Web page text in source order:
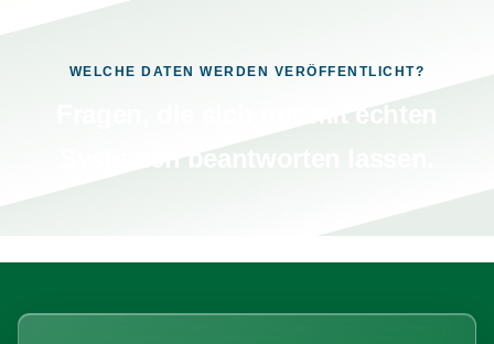
WELCHE DATEN WERDEN VERÖFFENTLICHT?